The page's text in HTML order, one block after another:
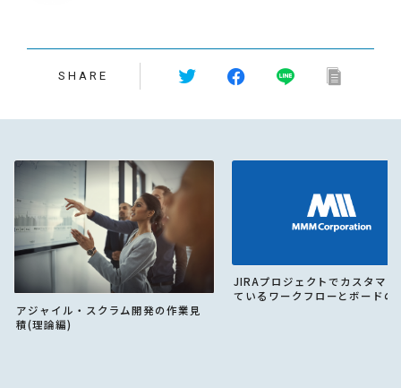
SHARE
アジャイル・スクラム開発の作業見
積(理論編)
JIRAプロジェクトでカスタマイ
ているワークフローとボードの